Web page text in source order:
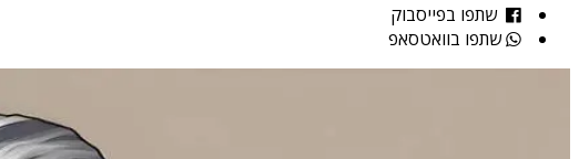
שתפו בפייסבוק
שתפו בוואטסאפ